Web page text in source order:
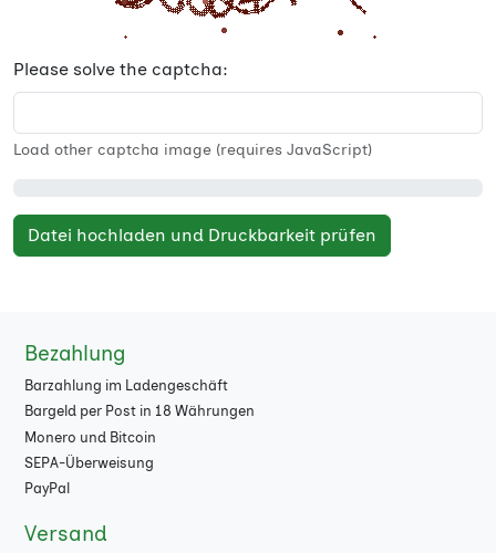
Please solve the captcha:
Load other captcha image (requires JavaScript)
Datei hochladen und Druckbarkeit prüfen
Bezahlung
Barzahlung im Ladengeschäft
Bargeld per Post in 18 Währungen
Monero und Bitcoin
SEPA-Überweisung
PayPal
Versand